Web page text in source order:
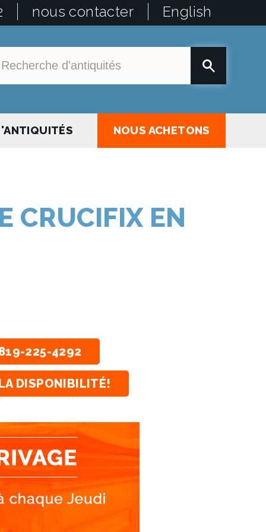
nous contacter English
NOUS ACHETONS
CRUCIFIX EN
225-4292
DISPONIBILITÉ!